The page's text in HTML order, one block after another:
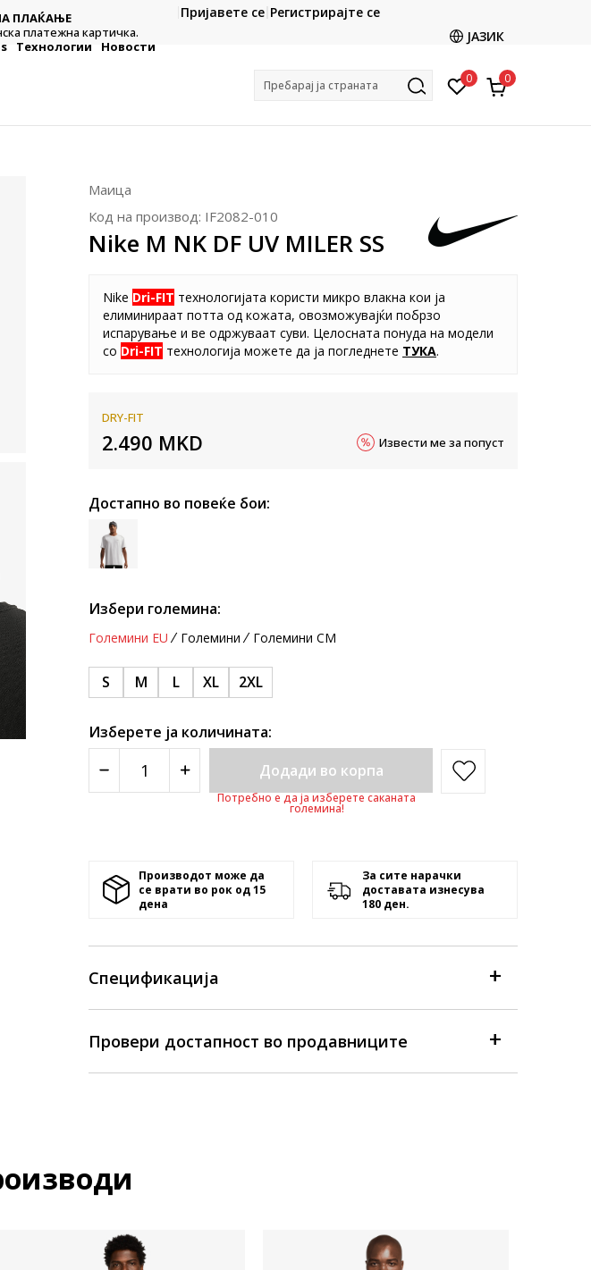
ПЛАЌАЊЕ
платежна картичка.
CLICK & COLLECT
Платете со картичка online и подигнете во продавницата
Пријавете се Регистрирајте се
ЈАЗИК
Технологии Новости
Пребарај ја страната 0 0
Маица
Код на производ: IF2082-010
Nike M NK DF UV MILER SS
Nike Dri-FIT технологијата користи микро влакна кои ја
елиминираат потта од кожата, овозможувајќи побрзо
испарување и ве одржуваат суви. Целосната понуда на модели
со Dri-FIT технологија можете да ја погледнете ТУКА.
DRY-FIT
2.490 MKD Извести ме за попуст
Достапно во повеќе бои:
Избери големина:
Големини EU Големини Големини CM
S M L XL 2XL
Изберете ја количината:
Додади во корпа
Потребно е да ја изберете саканата
големина!
Производот може да
се врати во рок од 15
денa
За сите нарачки
доставата изнесува
180 ден.
Спецификација
Провери достапност во продавниците